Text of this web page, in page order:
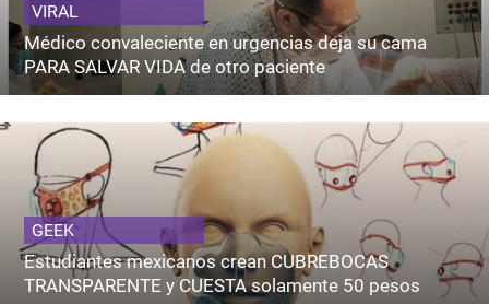
VIRAL
Médico convaleciente en urgencias deja su cama
PARA SALVAR VIDA de otro paciente
GEEK
Estudiantes mexicanos crean CUBREBOCAS
TRANSPARENTE y CUESTA solamente 50 pesos